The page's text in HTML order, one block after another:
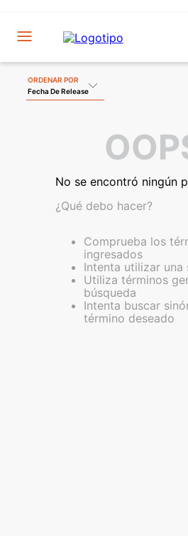
ORDENAR POR
Fecha De Release
No se encontró ningún
¿Qué debo hacer?
Comprueba los
ingresados
Intenta utilizar una
Utiliza términos
búsqueda
Intenta buscar
término deseado